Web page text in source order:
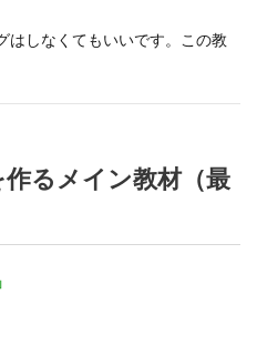
はしなくてもいいです。この教
るメイン教材（最